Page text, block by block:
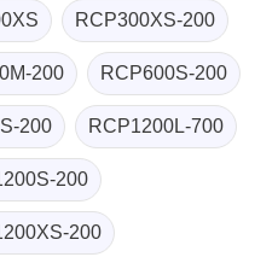
RCP300XS-200
200 RCP600S-200
200 RCP1200L-700
200
200